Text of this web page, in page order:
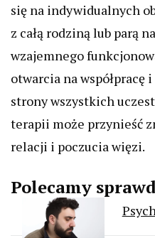
się na indywidualnych
z całą rodziną lub parą
wzajemnego
otwarcia na współpracę
strony wszystkich
terapii może przynieść
relacji i poczucia więzi.
Polecamy